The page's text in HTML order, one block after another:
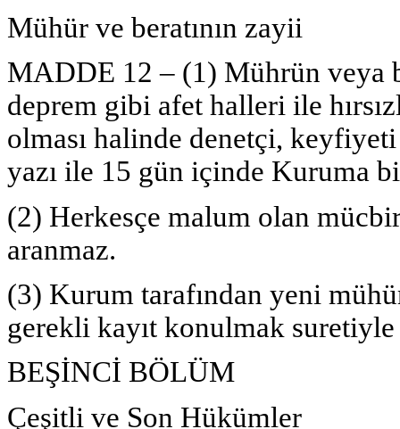
Mühür ve beratının zayii
MADDE 12 – (1) Mührün veya
deprem gibi afet halleri ile
olması halinde denetçi,
yazı ile 15 gün içinde Kuruma
(2) Herkesçe malum olan
aranmaz.
(3) Kurum tarafından yeni
gerekli kayıt konulmak
BEŞİNCİ BÖLÜM
Çeşitli ve Son Hükümler